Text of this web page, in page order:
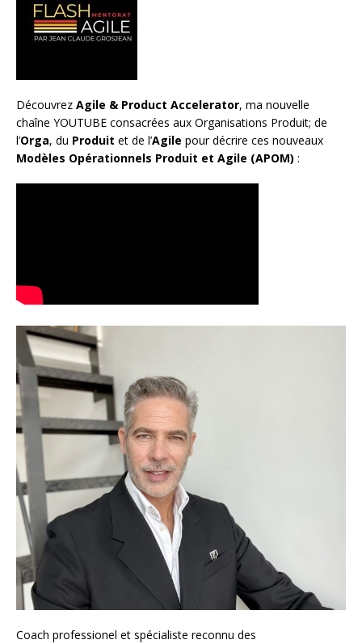
Découvrez Agile & Product Accelerator, ma nouvelle
chaîne YOUTUBE consacrées aux Organisations Produit; de
l’Orga, du Produit et de l’Agile pour décrire ces nouveaux
Modèles Opérationnels Produit et Agile (APOM) :
Coach professionel et spécialiste reconnu des